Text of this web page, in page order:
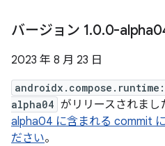
バージョン 1.0.0-
2023 年 8 月 23 日
alpha04 がリリースされまし
alpha04 に含まれる commit
ださい。